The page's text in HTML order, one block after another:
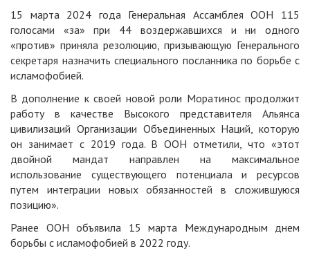
15 марта 2024 года Генеральная Ассамблея ООН 115
голосами «за» при 44 воздержавшихся и ни одного
«против» приняла резолюцию, призывающую Генерального
секретаря назначить специального посланника по борьбе с
исламофобией.
В дополнение к своей новой роли Моратинос продолжит
работу в качестве Высокого представителя Альянса
цивилизаций Организации Объединенных Наций, которую
он занимает с 2019 года. В ООН отметили, что «этот
двойной мандат направлен на максимальное
использование существующего потенциала и ресурсов
путем интеграции новых обязанностей в сложившуюся
позицию».
Ранее ООН объявила 15 марта Международным днем
борьбы с исламофобией в 2022 году.